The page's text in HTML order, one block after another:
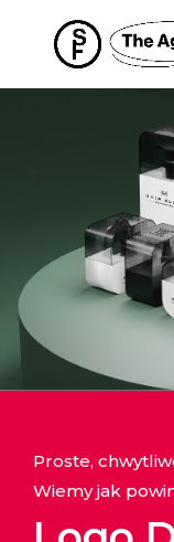
Proste,
Wiemy jak